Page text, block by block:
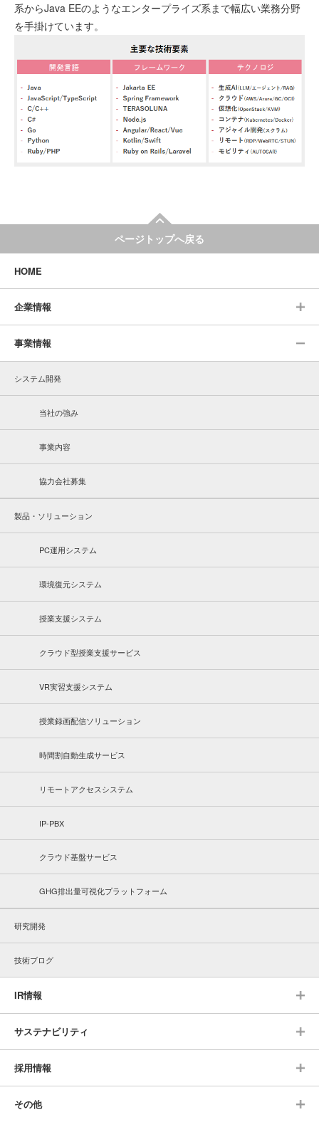
系からJava EEのようなエンタープライズ系まで幅広い業務分野
を手掛けています。
ページトップへ戻る
HOME
企業情報
事業情報
システム開発
当社の強み
事業内容
協力会社募集
製品・ソリューション
PC運用システム
環境復元システム
授業支援システム
クラウド型授業支援サービス
VR実習支援システム
授業録画配信ソリューション
時間割自動生成サービス
リモートアクセスシステム
IP-PBX
クラウド基盤サービス
GHG排出量可視化プラットフォーム
研究開発
技術ブログ
IR情報
サステナビリティ
採用情報
その他